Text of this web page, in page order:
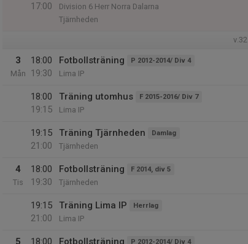
17:00
Division 6 Herr Norra Dalarna
Tjärnheden
v.32
3
Mån
18:00
19:30
Fotbollsträning P 2012-2014/ Div 4
Lima IP
18:00
19:15
Träning utomhus F 2015-2016/ Div 7
Lima IP
19:15
21:00
Träning Tjärnheden Damlag
Tjärnheden
4
Tis
18:00
19:30
Fotbollsträning F 2014, div 5
Tjärnheden
19:15
21:00
Träning Lima IP Herrlag
Lima IP
5
18:00
Fotbollsträning P 2012-2014/ Div 4